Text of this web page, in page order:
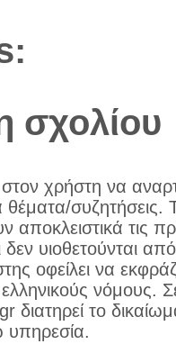
σχολίου
χρήστη να
συζητήσεις.
αποκλειστικά τις
δεν υιοθετούνται
οφείλει να
νόμους.
το
υπηρεσία.